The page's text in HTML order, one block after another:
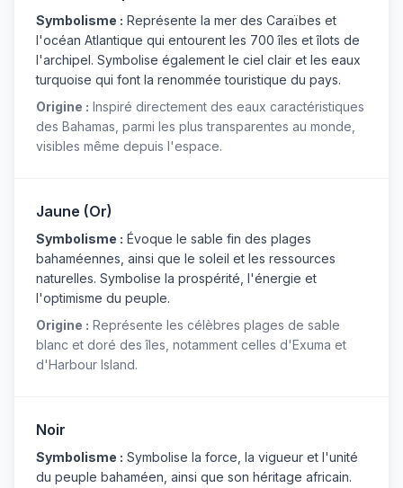
Symbolisme : Représente la mer des Caraïbes et
l'océan Atlantique qui entourent les 700 îles et îlots de
l'archipel. Symbolise également le ciel clair et les eaux
turquoise qui font la renommée touristique du pays.
Origine : Inspiré directement des eaux caractéristiques
des Bahamas, parmi les plus transparentes au monde,
visibles même depuis l'espace.
Jaune (Or)
Symbolisme : Évoque le sable fin des plages
bahaméennes, ainsi que le soleil et les ressources
naturelles. Symbolise la prospérité, l'énergie et
l'optimisme du peuple.
Origine : Représente les célèbres plages de sable
blanc et doré des îles, notamment celles d'Exuma et
d'Harbour Island.
Noir
Symbolisme : Symbolise la force, la vigueur et l'unité
du peuple bahaméen, ainsi que son héritage africain.